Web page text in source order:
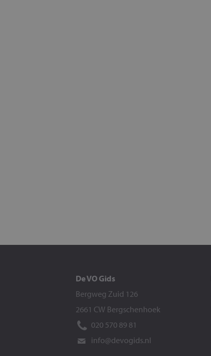
De VO Gids
Bergweg Zuid 126
2661 CW Bergschenhoek
020 570 89 81
info@devogids.nl